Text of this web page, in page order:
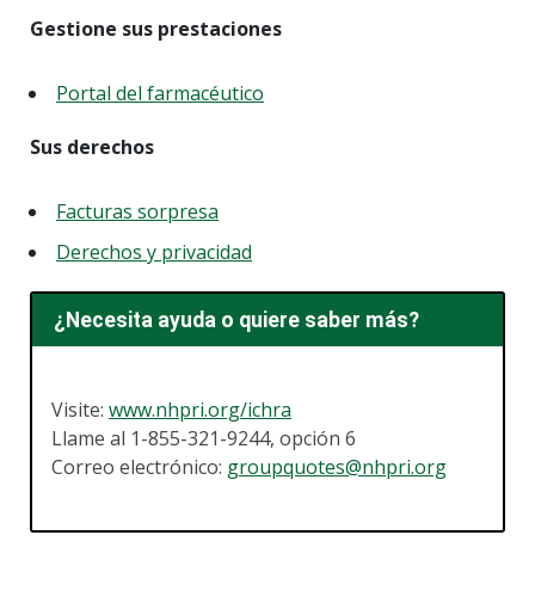
Gestione sus prestaciones
Portal del farmacéutico
Sus derechos
Facturas sorpresa
Derechos y privacidad
¿Necesita ayuda o quiere saber más?
Visite: www.nhpri.org/ichra
Llame al 1-855-321-9244, opción 6
Correo electrónico: groupquotes@nhpri.org